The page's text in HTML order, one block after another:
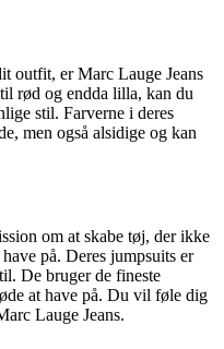
outfit, er Marc Lauge Jeans
rød og endda lilla, kan du
stil. Farverne i deres
men også alsidige og kan
om at skabe tøj, der ikke
på. Deres jumpsuits er
De bruger de fineste
at have på. Du vil føle dig
Lauge Jeans.